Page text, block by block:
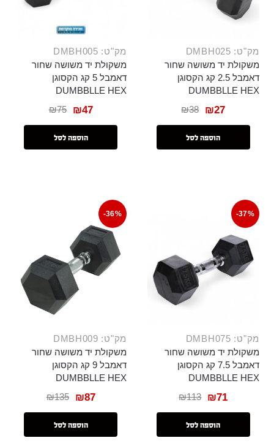
מק"ט: DMBH025
משקולת יד משושה שחור
דאמבל 2.5 קג הקסוגן
DUMBBLLE HEX
₪38 ₪27
הוספה לסל
מק"ט: DMBH005
משקולת יד משושה שחור
דאמבל 5 קג הקסוגן
DUMBBLLE HEX
₪75 ₪47
הוספה לסל
-37%
מק"ט: DMBH075
משקולת יד משושה שחור
דאמבל 7.5 קג הקסוגן
DUMBBLLE HEX
₪113 ₪71
הוספה לסל
-36%
מק"ט: DMBH009
משקולת יד משושה שחור
דאמבל 9 קג הקסוגן
DUMBBLLE HEX
₪135 ₪87
הוספה לסל